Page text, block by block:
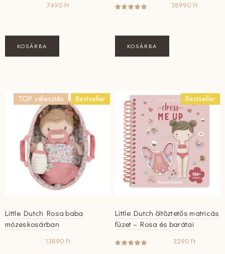
7490 Ft
KOSÁRBA
38990 Ft
KOSÁRBA
TOP választás Bestseller
Little Dutch Rosa baba
mózeskosárban
13890 Ft
Bestseller
Little Dutch öltöztetős matricás
füzet – Rosa és barátai
3290 Ft